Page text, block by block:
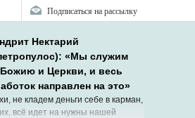
Подписаться на рассылку
Нектарий
«Мы служим
и Церкви, и весь
направлен на это»
не кладем деньги себе в карман,
всё идет на нужны нашей